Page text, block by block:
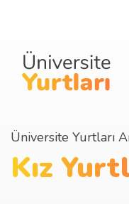
Üniversite Yurtları
Kız